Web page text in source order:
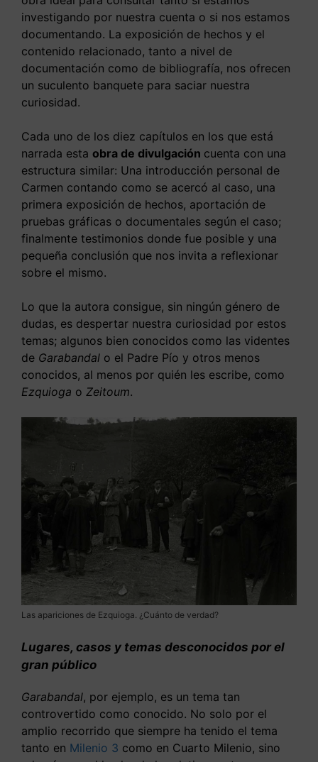
investigando por nuestra cuenta o si nos estamos
documentando. La exposición de hechos y el
contenido relacionado, tanto a nivel de
documentación como de bibliografía, nos ofrecen
un suculento banquete para saciar nuestra
curiosidad.
Cada uno de los diez capítulos en los que está
narrada esta obra de divulgación cuenta con una
estructura similar: Una introducción personal de
Carmen contando como se acercó al caso, una
primera exposición de hechos, aportación de
pruebas gráficas o documentales según el caso;
finalmente testimonios donde fue posible y una
pequeña conclusión que nos invita a reflexionar
sobre el mismo.
Lo que la autora consigue, sin ningún género de
dudas, es despertar nuestra curiosidad por estos
temas; algunos bien conocidos como las videntes
de Garabandal o el Padre Pío y otros menos
conocidos, al menos por quién les escribe, como
Ezquioga o Zeitoum.
Las apariciones de Ezquioga. ¿Cuánto de verdad?
Lugares, casos y temas desconocidos por el
gran público
Garabandal, por ejemplo, es un tema tan
controvertido como conocido. No solo por el
amplio recorrido que siempre ha tenido el tema
tanto en Milenio 3 como en Cuarto Milenio, sino